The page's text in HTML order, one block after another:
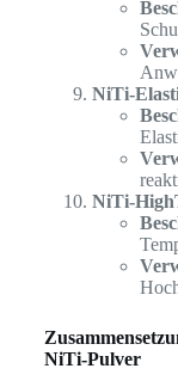
NiTi-
NiTi-
NiTi-Pulver